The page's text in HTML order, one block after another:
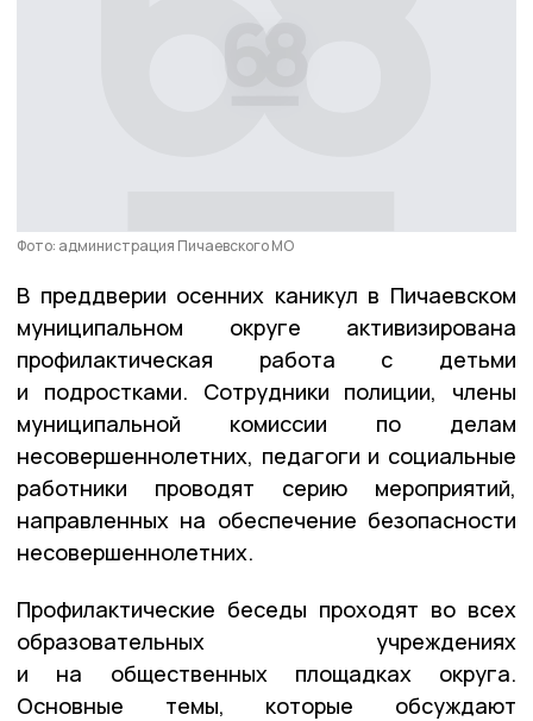
Фото: администрация Пичаевского МО
В преддверии осенних каникул в Пичаевском
муниципальном округе активизирована
профилактическая работа с детьми
и подростками. Сотрудники полиции, члены
муниципальной комиссии по делам
несовершеннолетних, педагоги и социальные
работники проводят серию мероприятий,
направленных на обеспечение безопасности
несовершеннолетних.
Профилактические беседы проходят во всех
образовательных учреждениях
и на общественных площадках округа.
Основные темы, которые обсуждают